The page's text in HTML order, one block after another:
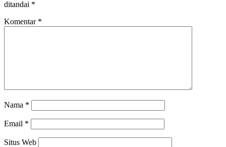
ditandai *
Komentar *
Nama *
Email *
Situs Web